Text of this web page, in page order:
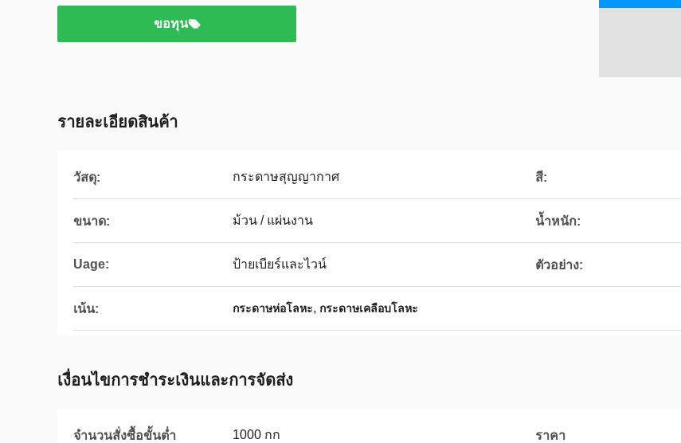
ขอทุน
รายละเอียดสินค้า
วัสดุ: กระดาษสุญญากาศ สี:
ขนาด: ม้วน / แผ่นงาน น้ำหนัก:
Uage: ป้ายเบียร์และไวน์ ตัวอย่าง:
เน้น: กระดาษห่อโลหะ, กระดาษเคลือบโลหะ
เงื่อนไขการชำระเงินและการจัดส่ง
จำนวนสั่งซื้อขั้นต่ำ 1000 กก ราคา